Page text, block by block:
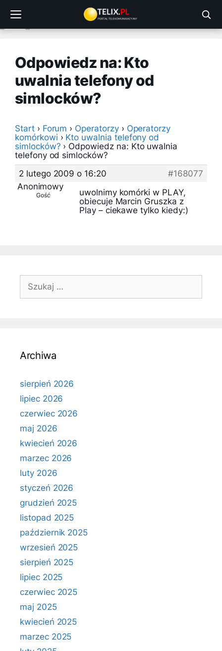
treści
Odpowiedz na: Kto
uwalnia telefony od
simlocków?
Start › Forum › Operatorzy › Operatorzy
komórkowi › Kto uwalnia telefony od
simlocków? › Odpowiedz na: Kto uwalnia
telefony od simlocków?
2 lutego 2009 o 16:20
#168077
Anonimowy
Gość
uwolnimy komórki w PLAY,
obiecuje Marcin Gruszka z
Play – ciekawe tylko kiedy:)
Szukaj:
Archiwa
sierpień 2026
lipiec 2026
czerwiec 2026
maj 2026
kwiecień 2026
marzec 2026
luty 2026
styczeń 2026
grudzień 2025
listopad 2025
październik 2025
wrzesień 2025
sierpień 2025
lipiec 2025
czerwiec 2025
maj 2025
kwiecień 2025
marzec 2025